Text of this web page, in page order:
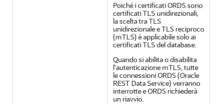
Poiché i certificati ORDS sono
certificati TLS unidirezionali,
la scelta tra TLS
unidirezionale e TLS reciproco
(mTLS) è applicabile solo ai
certificati TLS del database.
Quando si abilita o disabilita
l'autenticazione mTLS, tutte
le connessioni ORDS (Oracle
REST Data Service) verranno
interrotte e ORDS richiederà
un riavvio.